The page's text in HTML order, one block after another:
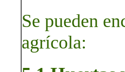
Se pueden
agrícola: